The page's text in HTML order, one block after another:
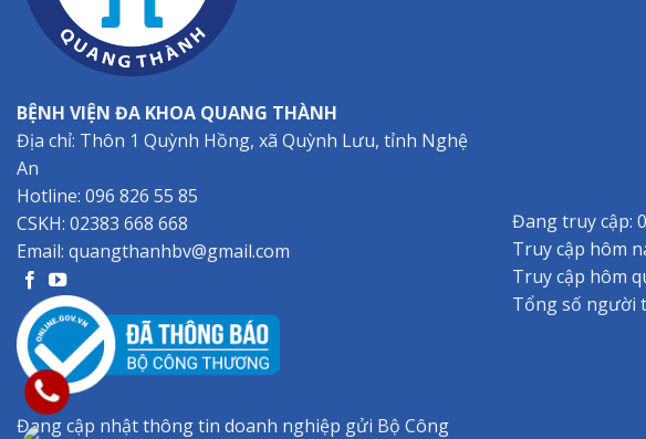
BỆNH VIỆN ĐA KHOA QUANG THÀNH
Địa chỉ: Thôn 1 Quỳnh Hồng, xã Quỳnh Lưu, tỉnh Nghệ
An
Hotline: 096 826 55 85
CSKH: 02383 668 668
Email: quangthanhbv@gmail.com
Đang cập nhật thông tin doanh nghiệp gửi Bộ Công
Đang truy cập: 0
Truy cập hôm
Truy cập hôm
Tổng số người